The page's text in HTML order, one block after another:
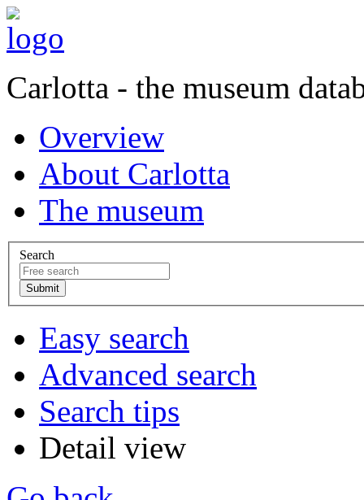
Carlotta - the museum
Overview
About Carlotta
The museum
Search
Easy search
Advanced search
Search tips
Detail view